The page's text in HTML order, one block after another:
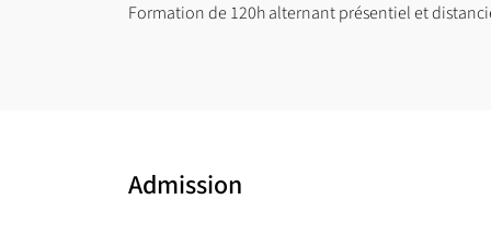
Formation de 120h alternant présentiel et
Admission